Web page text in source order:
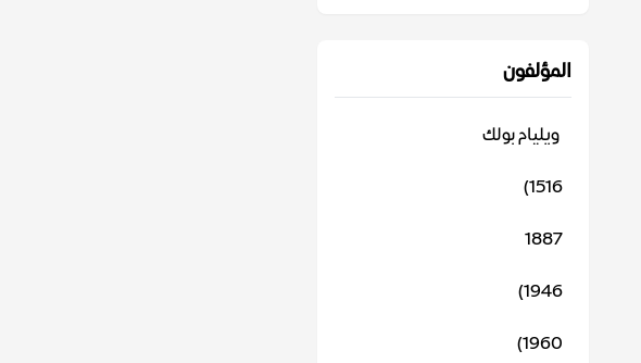
المؤلفون
‬ ويليام بولك
1516)
1887
1946)
1960)